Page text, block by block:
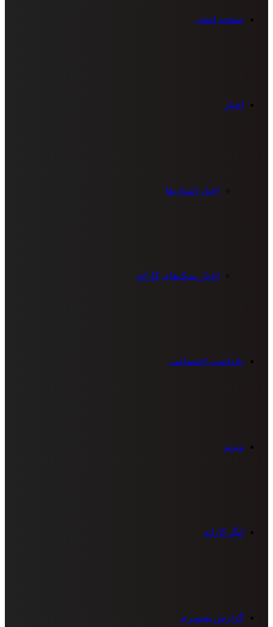
صفحه اصلی
اخبار
اخبار استان‌ها
اخبار سبک‌های کاراته
یادداشت اختصاصی
ویدیو
لیگ کاراته
گزارش تصویری